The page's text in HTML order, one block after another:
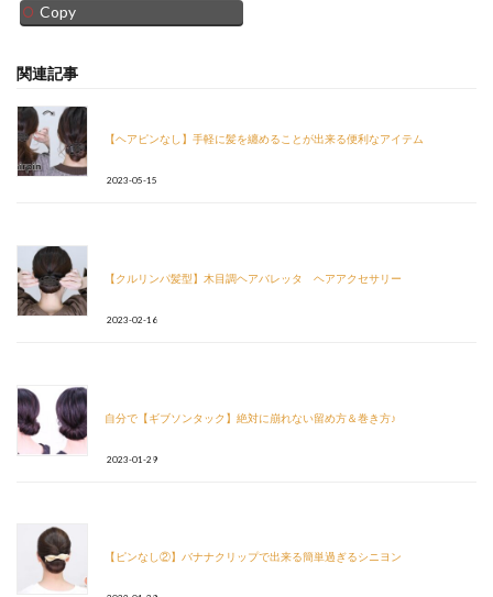
Copy
関連記事
【ヘアピンなし】手軽に髪を纏めることが出来る便利なアイテム
2023-05-15
【クルリンパ髪型】木目調ヘアバレッタ ヘアアクセサリー
2023-02-16
自分で【ギブソンタック】絶対に崩れない留め方＆巻き方♪
2023-01-29
【ピンなし②】バナナクリップで出来る簡単過ぎるシニヨン